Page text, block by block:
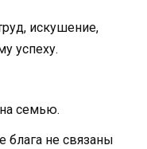
искушение,
успеху.
семью.
блага не связаны